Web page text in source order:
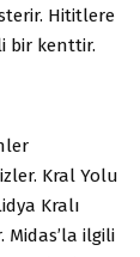
Hititlere
bir kenttir.
Kral Yolu
Kralı
ilgili